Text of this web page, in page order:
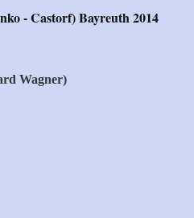
- Castorf) Bayreuth 2014
Wagner)